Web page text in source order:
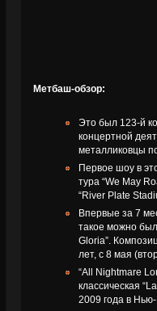
Метбаш-обзор:
Это был 123-й
концертной
металликовцы
Первое шоу в
тура “We May
“River Plate
Впервые за 7
такое можно
Gloria”.
лет, с 8 мая
“All Nightmare
классическая
2009 года в